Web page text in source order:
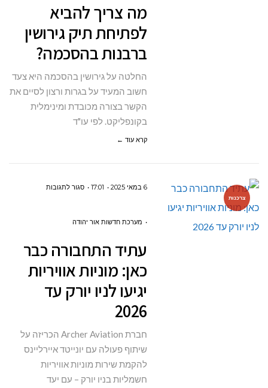
תיק
גירושין
מה צריך להביא
לפתיחת תיק גירושין
ברבנות בהסכמה?
החלטה על גירושין בהסכמה היא צעד
חשוב המעיד על בגרות ורצון לסיים את
הקשר בצורה מכובדת ומינימלית
בקונפליקט. לפי עו"ד
קרא עוד ←
צרכנות
6 במאי 2025 17:01 סגור לתגובותעל
כאן:
מוניות
אוויריות
יורק
עד
מערכת חדשות אור יהודה
עתיד התחבורה כבר
כאן: מוניות אוויריות
יגיעו לניו יורק עד
2026
חברת Archer Aviation הכריזה על
שיתוף פעולה עם יונייטד איירליינס
להקמת שירות מוניות אוויריות
חשמליות בניו יורק – עם יעד